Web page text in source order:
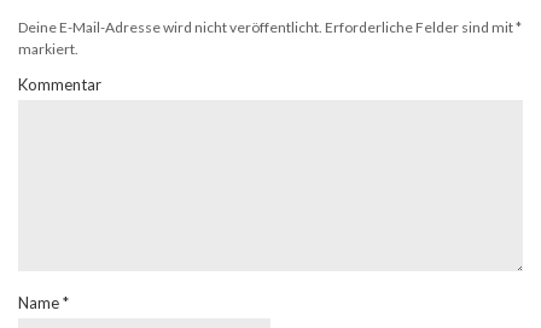
Deine E-Mail-Adresse wird nicht veröffentlicht. Erforderliche Felder sind mit*
markiert.
Kommentar
Name*